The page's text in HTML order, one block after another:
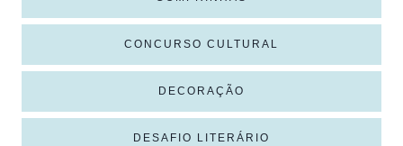
CONCURSO CULTURAL
DECORAÇÃO
DESAFIO LITERÁRIO